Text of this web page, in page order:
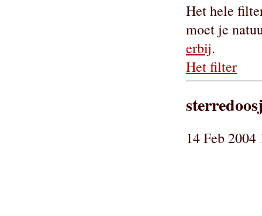
Het hele
moet je
erbij.
Het filter
14 Feb 2004